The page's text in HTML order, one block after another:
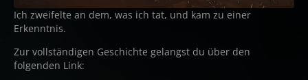
Ich zweifelte an dem, was ich tat, und kam zu einer
Erkenntnis.
Zur vollständigen Geschichte gelangst du über den
folgenden Link: